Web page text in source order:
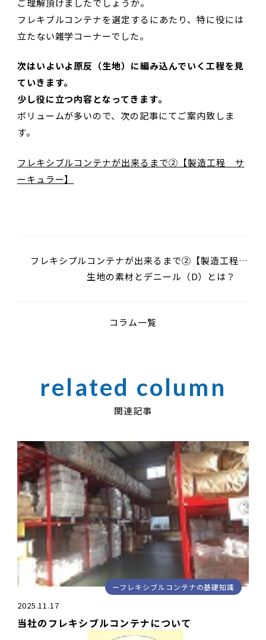
フレキブルコンテナを選定するにあたり、特に役には
立たない雑学コーナーでした。
次はいよいよ原反（生地）に編み込んでいく工程を見
ていきます。
少し役に立つ内容となってきます。
ボリュームが多いので、次の記事にてご案内致しま
す。
フレキシブルコンテナが出来るまで②【製造工程 サ
ーキュラー】
フレキシブルコンテナが出来るまで②【製造工程
サーキュラー】
コラム一覧
生地の素材とデニール（D）とは？
関連記事
フレキシブルコンテナの基礎知識
2025.11.17
当社のフレキシブルコンテナについて